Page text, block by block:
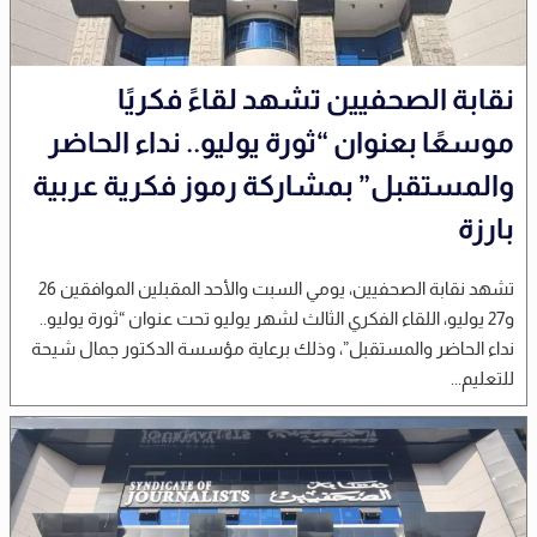
نقابة الصحفيين تشهد لقاءً فكريًا
موسعًا بعنوان “ثورة يوليو.. نداء الحاضر
والمستقبل” بمشاركة رموز فكرية عربية
بارزة
تشهد نقابة الصحفيين، يومي السبت والأحد المقبلين الموافقين 26
و27 يوليو، اللقاء الفكري الثالث لشهر يوليو تحت عنوان “ثورة يوليو..
نداء الحاضر والمستقبل”، وذلك برعاية مؤسسة الدكتور جمال شيحة
للتعليم...